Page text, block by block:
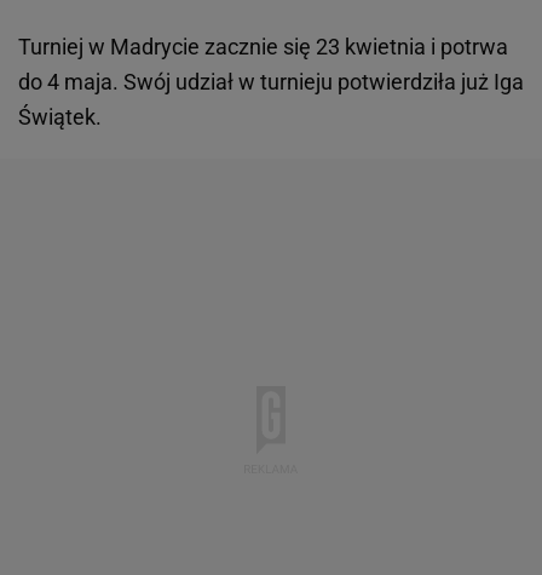
Turniej w Madrycie zacznie się 23 kwietnia i potrwa
do 4 maja. Swój udział w turnieju potwierdziła już Iga
Świątek.